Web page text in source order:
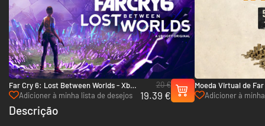
Far Cry 6: Lost Between Worlds - Xbox
One & Xbox Series X|S
Adicioner à minha lista de desejos
20 €
19.39 €
Moeda Virtual de
Xbox One & Xbox
Adicioner à
Descrição